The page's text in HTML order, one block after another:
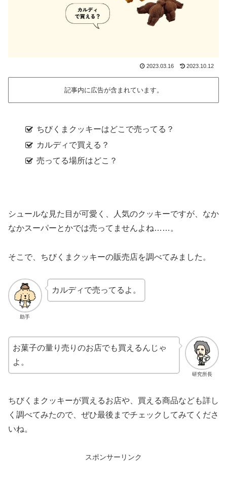
2023.03.16 2023.10.12
記事内に広告が含まれています。
ちびくまクッキーはどこで売ってる？
カルディで買える？
売ってる場所はどこ？
シュールな見た目が可愛く、人気のクッキーですが、なか
なかスーパーとかでは売ってませんよね……。
そこで、ちびくまクッキーの販売店を調べてみました。
助手
カルディで売ってるよ。
研究所長
お菓子の量り売りのお店でも買えるんじゃ
よ。
ちびくまクッキーが買えるお店や、買える商品なども詳し
く調べてみたので、ぜひ最後までチェックしてみてくださ
いね。
スポンサーリンク